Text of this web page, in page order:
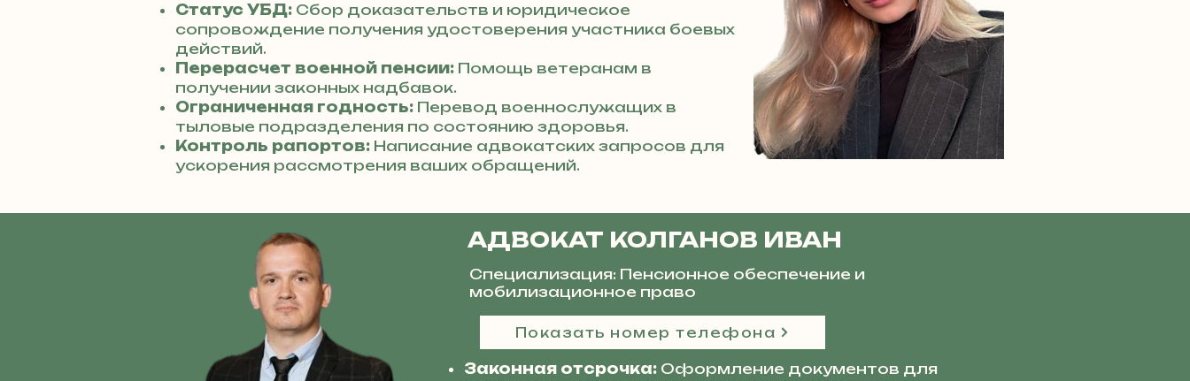
Статус УБД: Сбор доказательств и юридическое
сопровождение получения удостоверения участника боевых
действий.
Перерасчет военной пенсии: Помощь ветеранам в
получении законных надбавок.
Ограниченная годность: Перевод военнослужащих в
тыловые подразделения по состоянию здоровья.
Контроль рапортов: Написание адвокатских запросов для
ускорения рассмотрения ваших обращений.
АДВОКАТ КОЛГАНОВ ИВАН
Специализация: Пенсионное обеспечение и
мобилизационное право
Законная отсрочка: Оформление документов для
Показать номер телефона